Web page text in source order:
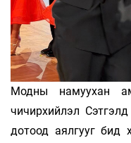
Модны намуухан
чичирхийлэл
дотоод аялгууг бид